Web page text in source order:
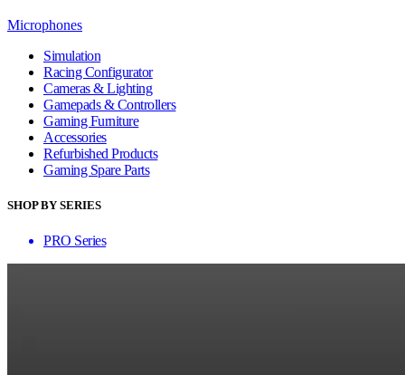
Microphones
Simulation
Racing Configurator
Cameras & Lighting
Gamepads & Controllers
Gaming Furniture
Accessories
Refurbished Products
Gaming Spare Parts
SHOP BY SERIES
PRO Series